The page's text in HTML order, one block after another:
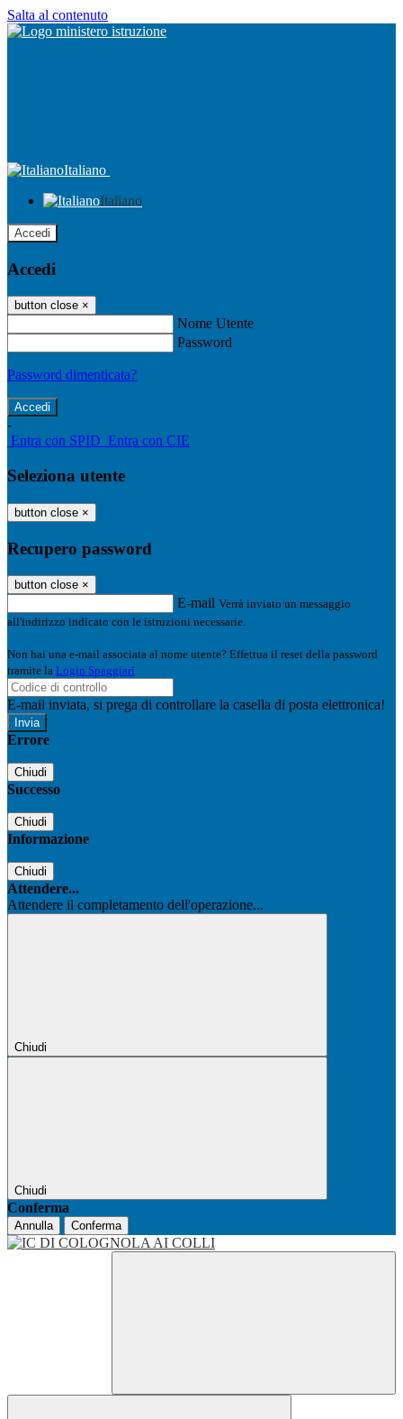
Salta al contenuto
Italiano
Italiano
Accedi
Accedi
button close ×
Nome Utente
Password
Password dimenticata?
-
Entra con SPID Entra con CIE
Seleziona utente
button close ×
Recupero password
button close ×
E-mail Verrà inviato un messaggio
all'indirizzo indicato con le istruzioni necessarie.
Non hai una e-mail associata al nome utente? Effettua il reset della password
tramite la Login Spaggiari
E-mail inviata, si prega di controllare la casella di posta elettronica!
Errore
Chiudi
Successo
Chiudi
Informazione
Chiudi
Attendere...
Attendere il completamento dell'operazione...
Chiudi
Chiudi
Conferma
Annulla Conferma